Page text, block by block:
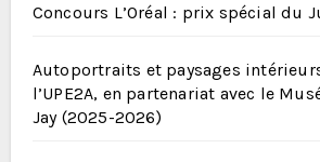
Concours L’Oréal : prix spécial du
Autoportraits et paysages
l’UPE2A, en partenariat avec le
Jay (2025-2026)